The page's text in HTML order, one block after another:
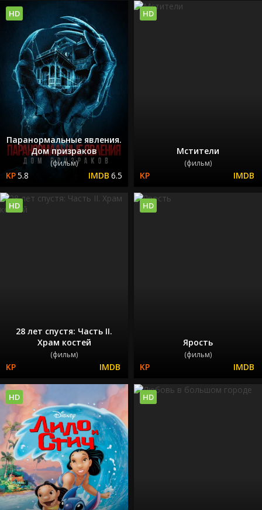
Паранормальные явления.
Дом призраков
(фильм)
5.8 6.5
HD
Мстители
(фильм)
HD
28 лет спустя: Часть II.
Храм костей
(фильм)
HD
Ярость
(фильм)
HD
HD HD